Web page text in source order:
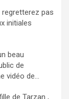
regretterez pas
initiales
beau
de
vidéo de...
de Tarzan ,